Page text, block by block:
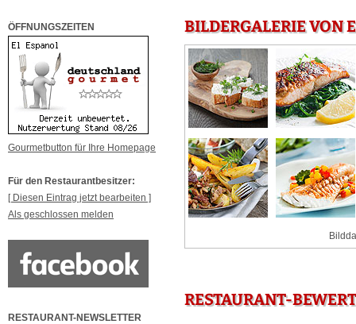
ÖFFNUNGSZEITEN
Gourmetbutton für Ihre Homepage
Für den Restaurantbesitzer:
[ Diesen Eintrag jetzt bearbeiten ]
Als geschlossen melden
RESTAURANT-NEWSLETTER
BILDERGALERIE VON
RESTAURANT-